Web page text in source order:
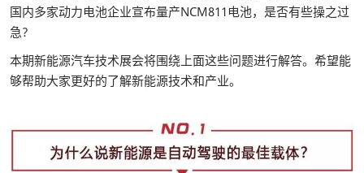
国内多家动力电池企业宣布量产NCM811电池，是否有些操之过
急?
本期新能源汽车技术展会将围绕上面这些问题进行解答。希望能
够帮助大家更好的了解新能源技术和产业。